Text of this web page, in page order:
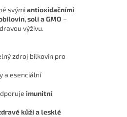
svýmiantioxidačními
soli a GMO –
výživu.
zdroj bílkovin pro
a esenciální
imunitní
kůži a lesklé